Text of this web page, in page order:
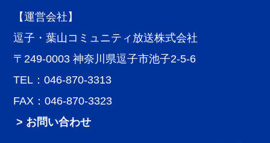
【運営会社】
逗子・葉山コミュニティ放送株式会社
〒249-0003 神奈川県逗子市池子2-5-6
TEL：046-870-3313
FAX：046-870-3323
> お問い合わせ